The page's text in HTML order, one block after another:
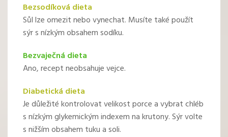
Bezsodíková dieta
Sůl lze omezit nebo vynechat. Musíte také použít
sýr s nízkým obsahem sodíku.
Bezvaječná dieta
Ano, recept neobsahuje vejce.
Diabetická dieta
Je důležité kontrolovat velikost porce a vybrat chléb
s nízkým glykemickým indexem na krutony. Sýr volte
s nižším obsahem tuku a soli.